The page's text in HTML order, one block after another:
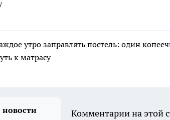
утро заправлять постель: один
к матрасу
Комментарии на этой